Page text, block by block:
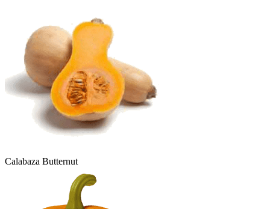
Calabaza Butternut